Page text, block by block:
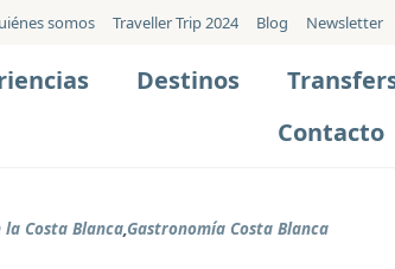
somos Traveller Trip 2024 Blog Newsletter
Destinos
Contacto
Costa Blanca,Gastronomía Costa Blanca